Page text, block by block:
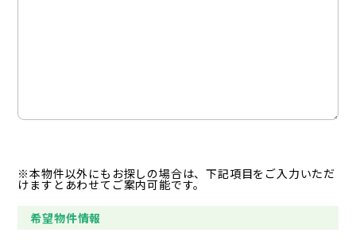
※本物件以外にもお探しの場合は、下記項目をご入力いただ
けますとあわせてご案内可能です。
希望物件情報